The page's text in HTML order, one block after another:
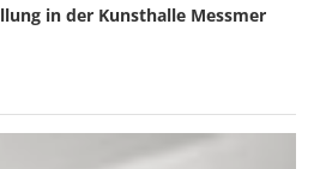
in der Kunsthalle Messmer